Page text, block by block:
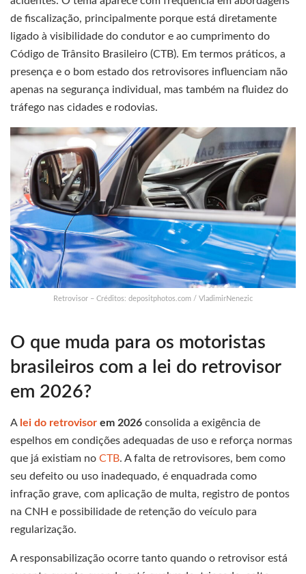
de fiscalização, principalmente porque está diretamente
ligado à visibilidade do condutor e ao cumprimento do
Código de Trânsito Brasileiro (CTB). Em termos práticos, a
presença e o bom estado dos retrovisores influenciam não
apenas na segurança individual, mas também na fluidez do
tráfego nas cidades e rodovias.
Retrovisor – Créditos: depositphotos.com / VladimirNenezic
O que muda para os motoristas
brasileiros com a lei do retrovisor
em 2026?
A lei do retrovisor em 2026 consolida a exigência de
espelhos em condições adequadas de uso e reforça normas
que já existiam no CTB. A falta de retrovisores, bem como
seu defeito ou uso inadequado, é enquadrada como
infração grave, com aplicação de multa, registro de pontos
na CNH e possibilidade de retenção do veículo para
regularização.
A responsabilização ocorre tanto quando o retrovisor está